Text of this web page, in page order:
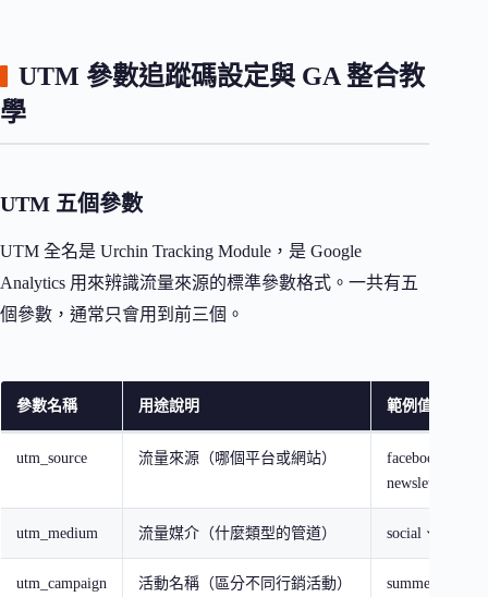
UTM 參數追蹤碼設定與 GA 整合教
學
UTM 五個參數
UTM 全名是 Urchin Tracking Module，是 Google
Analytics 用來辨識流量來源的標準參數格式。一共有五
個參數，通常只會用到前三個。
參數名稱 用途說明 範例值
utm_source 流量來源（哪個平台或網站）
facebook、line
newsletter
utm_medium 流量媒介（什麼類型的管道） social、email、
utm_campaign 活動名稱（區分不同行銷活動）